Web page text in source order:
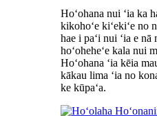
Hoʻohana nui ʻia ka
kikohoʻe kiʻekiʻe no
hae i paʻi nui ʻia e nā
hoʻoheheʻe kala nui
Hoʻohana ʻia kēia
kākau lima ʻia no
ke kūpaʻa.